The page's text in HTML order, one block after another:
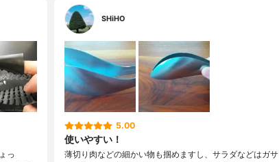
っ
SHiHO
5.00
使いやすい！
薄切り肉などの細かい物も掴めますし、サラダなどはガサ